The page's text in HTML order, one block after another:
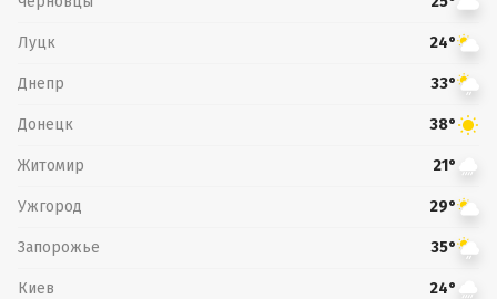
Луцк 24°
Днепр 33°
Донецк 38°
Житомир 21°
Ужгород 29°
Запорожье 35°
Киев 24°